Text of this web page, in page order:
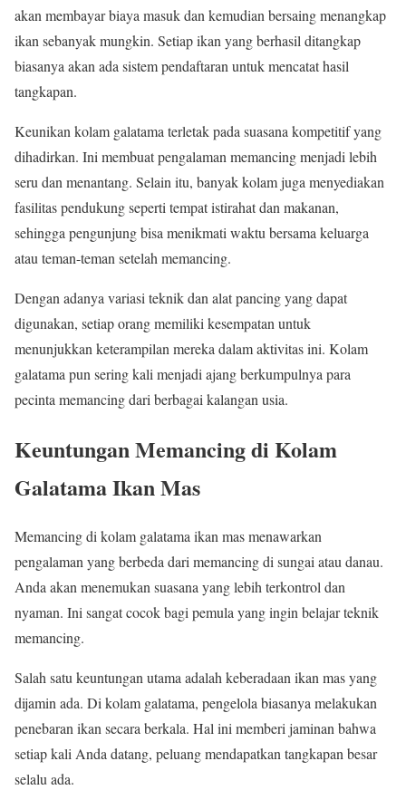
akan membayar biaya masuk dan kemudian bersaing menangkap
ikan sebanyak mungkin. Setiap ikan yang berhasil ditangkap
biasanya akan ada sistem pendaftaran untuk mencatat hasil
tangkapan.
Keunikan kolam galatama terletak pada suasana kompetitif yang
dihadirkan. Ini membuat pengalaman memancing menjadi lebih
seru dan menantang. Selain itu, banyak kolam juga menyediakan
fasilitas pendukung seperti tempat istirahat dan makanan,
sehingga pengunjung bisa menikmati waktu bersama keluarga
atau teman-teman setelah memancing.
Dengan adanya variasi teknik dan alat pancing yang dapat
digunakan, setiap orang memiliki kesempatan untuk
menunjukkan keterampilan mereka dalam aktivitas ini. Kolam
galatama pun sering kali menjadi ajang berkumpulnya para
pecinta memancing dari berbagai kalangan usia.
Keuntungan Memancing di Kolam
Galatama Ikan Mas
Memancing di kolam galatama ikan mas menawarkan
pengalaman yang berbeda dari memancing di sungai atau danau.
Anda akan menemukan suasana yang lebih terkontrol dan
nyaman. Ini sangat cocok bagi pemula yang ingin belajar teknik
memancing.
Salah satu keuntungan utama adalah keberadaan ikan mas yang
dijamin ada. Di kolam galatama, pengelola biasanya melakukan
penebaran ikan secara berkala. Hal ini memberi jaminan bahwa
setiap kali Anda datang, peluang mendapatkan tangkapan besar
selalu ada.